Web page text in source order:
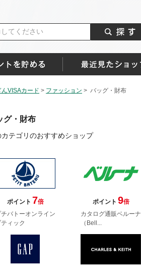
VISAカード > ファッション > バッグ・財布
グ・財布
カテゴリのおすすめショップ
ポイント 7倍
チバトーオンライン
ティック
ポイント 9倍
カタログ通販ベルーナ
（Bell...